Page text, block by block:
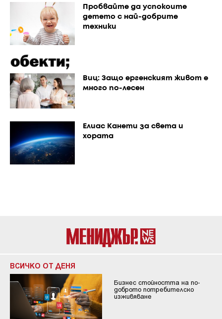
Пробвайте да успокоите
детето с най-добрите
техники
Виц: Защо ергенският живот е
много по-лесен
Елиас Канети за света и
хората
ВСИЧКО ОТ ДЕНЯ
Бизнес стойността на по-
доброто потребителско
изживяване